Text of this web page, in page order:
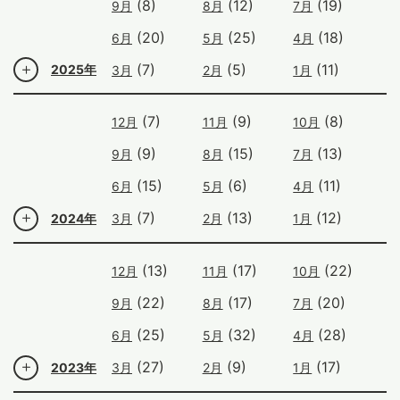
2025年
9月 (8) 8月 (12) 7月 (19)
6月 (20) 5月 (25) 4月 (18)
3月 (7) 2月 (5) 1月 (11)
2024年
12月 (7) 11月 (9) 10月 (8)
9月 (9) 8月 (15) 7月 (13)
6月 (15) 5月 (6) 4月 (11)
3月 (7) 2月 (13) 1月 (12)
2023年
12月 (13) 11月 (17) 10月 (22)
9月 (22) 8月 (17) 7月 (20)
6月 (25) 5月 (32) 4月 (28)
3月 (27) 2月 (9) 1月 (17)